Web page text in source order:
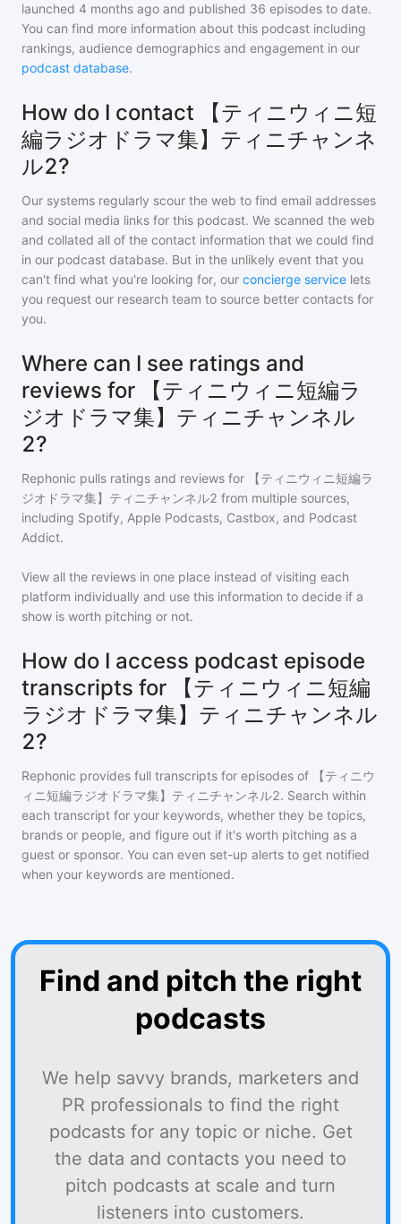
launched 4 months ago and published 36 episodes to date.
You can find more information about this podcast including
rankings, audience demographics and engagement in our
podcast database.
How do I contact 【ティニウィニ短
編ラジオドラマ集】ティニチャンネ
ル2?
Our systems regularly scour the web to find email addresses
and social media links for this podcast. We scanned the web
and collated all of the contact information that we could find
in our podcast database. But in the unlikely event that you
can't find what you're looking for, our concierge service lets
you request our research team to source better contacts for
you.
Where can I see ratings and
reviews for 【ティニウィニ短編ラ
ジオドラマ集】ティニチャンネル
2?
Rephonic pulls ratings and reviews for
【ティニウィニ短編ラ
ジオドラマ集】ティニチャンネル2 from multiple sources,
including Spotify, Apple Podcasts, Castbox, and Podcast
Addict.
View all the reviews in one place instead of visiting each
platform individually and use this information to decide if a
show is worth pitching or not.
How do I access podcast episode
transcripts for 【ティニウィニ短編
ラジオドラマ集】ティニチャンネル
2?
Rephonic provides full transcripts for episodes of
【ティニウ
ィニ短編ラジオドラマ集】ティニチャンネル2. Search within
each transcript for your keywords, whether they be topics,
brands or people, and figure out if it's worth pitching as a
guest or sponsor. You can even set-up alerts to get notified
when your keywords are mentioned.
Find and pitch the right
podcasts
We help savvy brands, marketers and
PR professionals to find the right
podcasts for any topic or niche. Get
the data and contacts you need to
pitch podcasts at scale and turn
listeners into customers.